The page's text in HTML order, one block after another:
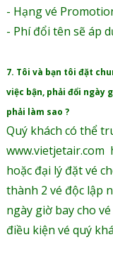
- Hạng vé
- Phí đổi tên sẽ áp
7. Tôi và bạn tôi đặt
việc bận, phải đổi ngày
phải làm sao ?
Quý khách có thể
www.vietjetair.com
hoặc đại lý đặt vé
thành 2 vé độc lập
ngày giờ bay cho
điều kiện vé quý